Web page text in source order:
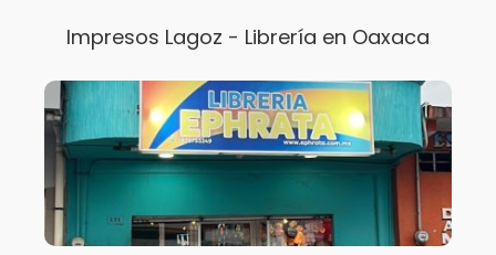
Impresos Lagoz - Librería en Oaxaca